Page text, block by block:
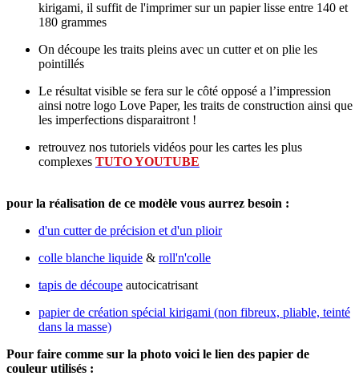
kirigami, il suffit de l'imprimer sur un papier lisse entre 140 et
180 grammes
On découpe les traits pleins avec un cutter et on plie les
pointillés
Le résultat visible se fera sur le côté opposé a l’impression
ainsi notre logo Love Paper, les traits de construction ainsi que
les imperfections disparaitront !
retrouvez nos tutoriels vidéos pour les cartes les plus
complexes TUTO YOUTUBE
pour la réalisation de ce modèle vous aurrez besoin :
d'un cutter de précision et d'un plioir
colle blanche liquide & roll'n'colle
tapis de découpe autocicatrisant
papier de création spécial kirigami (non fibreux, pliable, teinté
dans la masse)
Pour faire comme sur la photo voici le lien des papier de
couleur utilisés :